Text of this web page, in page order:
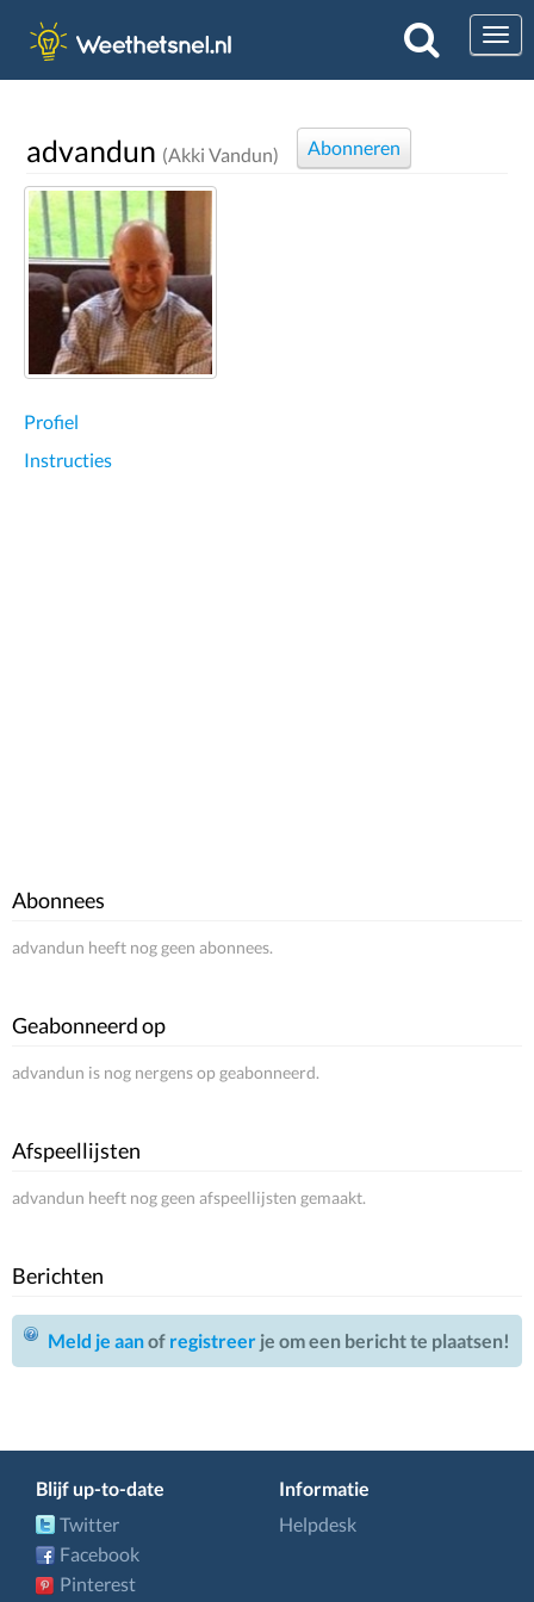
advandun (Akki Vandun) Abonneren
Profiel
Instructies
Abonnees
advandun heeft nog geen abonnees.
Geabonneerd op
advandun is nog nergens op geabonneerd.
Afspeellijsten
advandun heeft nog geen afspeellijsten gemaakt.
Berichten
Meld je aanof registreer je om een bericht te plaatsen!
Blijf up-to-date
Twitter
Facebook
Pinterest
Informatie
Helpdesk